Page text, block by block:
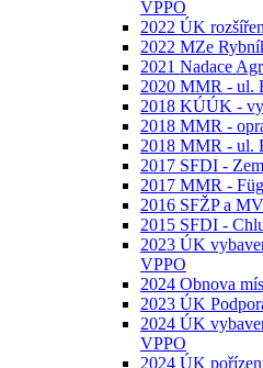
VPPO
2022 ÚK
2022 MZe
2021 Nadace
2020 MMR - ul.
2018 KÚÚK -
2018 MMR -
2018 MMR - ul.
2017 SFDI -
2017 MMR -
2016 SFŽP a
2015 SFDI -
2023 ÚK
VPPO
2024 Obnova
2023 ÚK
2024 ÚK
VPPO
2024 ÚK